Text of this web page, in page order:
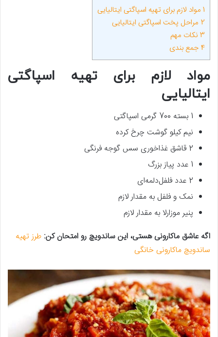
1 مواد لازم برای تهیه اسپاگتی ایتالیایی
2 مراحل پخت اسپاگتی ایتالیایی
3 نکات مهم
4 جمع بندی
مواد لازم برای تهیه اسپاگتی
ایتالیایی
1 بسته 700 گرمی اسپاگتی
نیم کیلو گوشت چرخ کرده
2 قاشق غذاخوری سس گوجه فرنگی
1 عدد پیاز بزرگ
2 عدد فلفل‌دلمه‌ای
نمک و فلفل به مقدار لازم
پنیر موزارلا به مقدار لازم
اگه عاشق ماکارونی هستی، این ساندویچ رو امتحان کن: طرز تهیه
ساندویچ ماکارونی خانگی